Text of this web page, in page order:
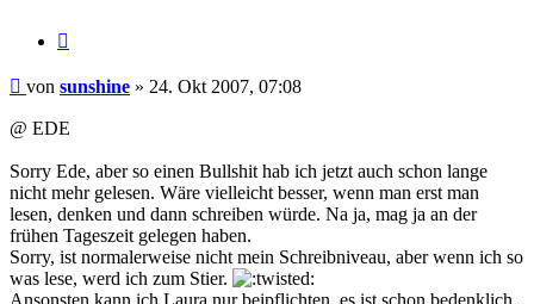
Beitrag
von sunshine » 24. Okt 2007, 07:08
@ EDE
Sorry Ede, aber so einen Bullshit hab ich jetzt auch schon lange
nicht mehr gelesen. Wäre vielleicht besser, wenn man erst man
lesen, denken und dann schreiben würde. Na ja, mag ja an der
frühen Tageszeit gelegen haben.
Sorry, ist normalerweise nicht mein Schreibniveau, aber wenn ich so
was lese, werd ich zum Stier.
Ansonsten kann ich Laura nur beipflichten, es ist schon bedenklich,